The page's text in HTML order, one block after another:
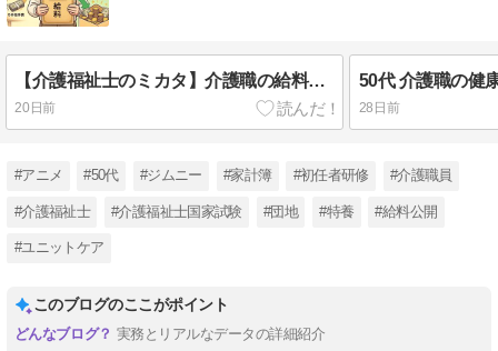
【介護福祉士のミカタ】介護職の給料公開2026年7月分
20日前
50代 介護職の健
28日前
#アニメ #50代 #ジムニー #家計簿 #初任者研修 #介護職員
#介護福祉士 #介護福祉士国家試験 #団地 #特養 #給料公開
#ユニットケア
このブログのここがポイント
実務とリアルなデータの詳細紹介